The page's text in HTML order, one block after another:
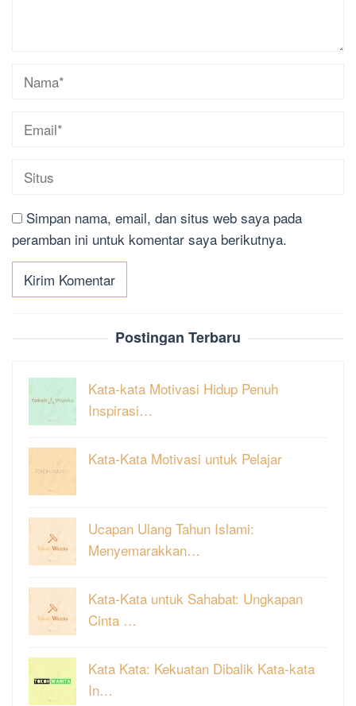
Simpan nama, email, dan situs web saya pada
peramban ini untuk komentar saya berikutnya.
Postingan Terbaru
Kata-kata Motivasi Hidup Penuh
Inspirasi…
Kata-Kata Motivasi untuk Pelajar
Ucapan Ulang Tahun Islami:
Menyemarakkan…
Kata-Kata untuk Sahabat: Ungkapan
Cinta …
Kata Kata: Kekuatan Dibalik Kata-kata
In…